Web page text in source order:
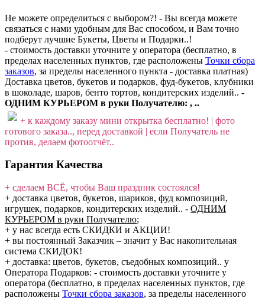
Не можете определиться с выбором?! - Вы всегда можете
связаться с нами удобным для Вас способом, и Вам точно
подберут лучшие Букеты, Цветы и Подарки..!
- стоимость доставки уточните у оператора (бесплатно, в
пределах населенных пунктов, где расположены Точки сбора
заказов, за пределы населенного пункта - доставка платная)
Доставка цветов, букетов и подарков, фуд-букетов, клубники
в шоколаде, шаров, бенто тортов, кондитерских изделий.. -
ОДНИМ КУРЬЕРОМ в руки Получателю: , ..
+ к каждому заказу мини открытка бесплатно! | фото
готового заказа.., перед доставкой | если Получатель не
против, делаем фотоотчёт..
Гарантия Качества
+ сделаем ВСЁ, чтобы Ваш праздник состоялся!
+ доставка цветов, букетов, шариков, фуд композиций,
игрушек, подарков, кондитерских изделий.. - ОДНИМ
КУРЬЕРОМ в руки Получателю;
+ у нас всегда есть СКИДКИ и АКЦИИ!
+ вы постоянный Заказчик – значит у Вас накопительная
система СКИДОК!
+ доставка: цветов, букетов, съедобных композиций.. у
Оператора Подарков: - стоимость доставки уточните у
оператора (бесплатно, в пределах населенных пунктов, где
расположены Точки сбора заказов, за пределы населенного